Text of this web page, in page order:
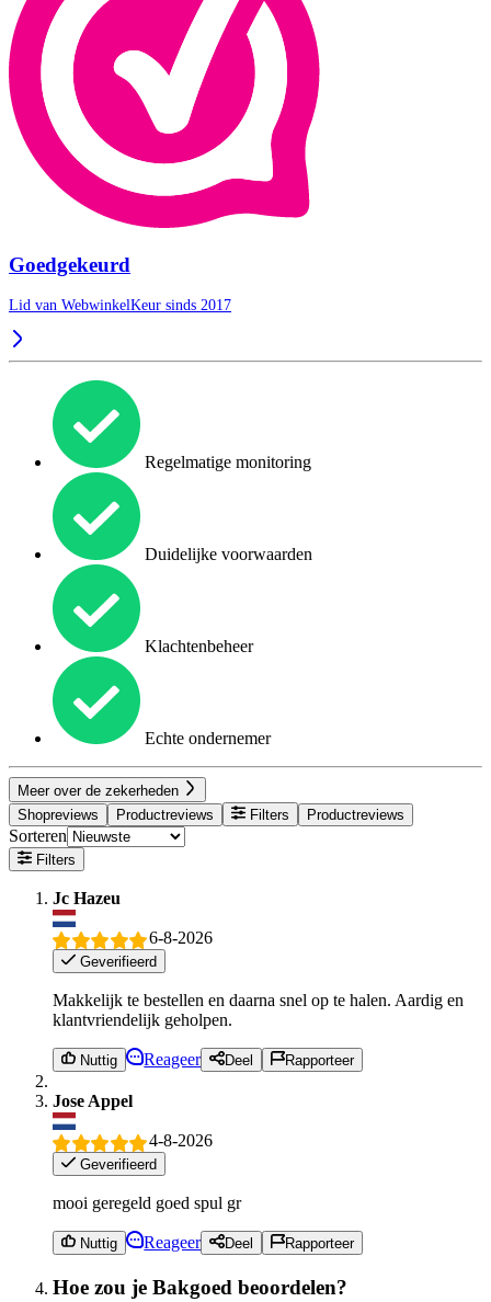
Goedgekeurd
Lid van WebwinkelKeur sinds 2017
Regelmatige monitoring
Duidelijke voorwaarden
Klachtenbeheer
Echte ondernemer
Meer over de zekerheden
Shopreviews
Productreviews Filters Productreviews
Sorteren
Filters
Jc Hazeu
6-8-2026
Geverifieerd
Makkelijk te bestellen en daarna snel op te halen. Aardig en
klantvriendelijk geholpen.
Nuttig Reageer Deel Rapporteer
Jose Appel
4-8-2026
Geverifieerd
mooi geregeld goed spul gr
Nuttig Reageer Deel Rapporteer
Hoe zou je Bakgoed beoordelen?